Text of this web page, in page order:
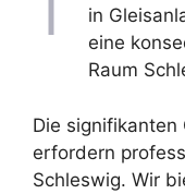
in
eine
Raum
Die signifikanten
erfordern
Schleswig. Wir